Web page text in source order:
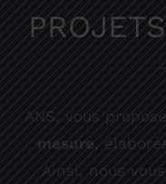
ANS, vous
mesure,
Ainsi, nous